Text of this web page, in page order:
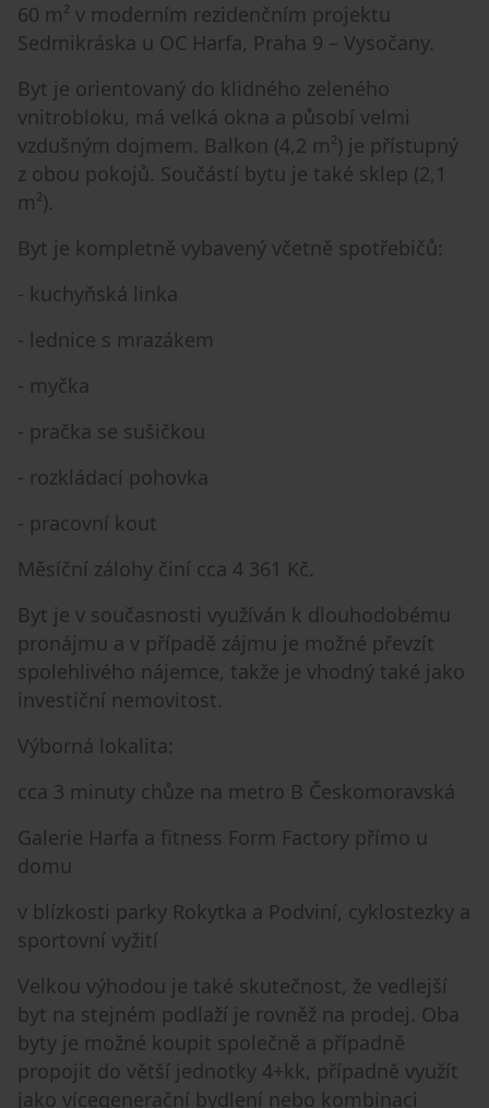
60 m² v moderním rezidenčním projektu
Sedmikráska u OC Harfa, Praha 9 – Vysočany.
Byt je orientovaný do klidného zeleného
vnitrobloku, má velká okna a působí velmi
vzdušným dojmem. Balkon (4,2 m²) je přístupný
z obou pokojů. Součástí bytu je také sklep (2,1
m²).
Byt je kompletně vybavený včetně spotřebičů:
- kuchyňská linka
- lednice s mrazákem
- myčka
- pračka se sušičkou
- rozkládací pohovka
- pracovní kout
Měsíční zálohy činí cca 4 361 Kč.
Byt je v současnosti využíván k dlouhodobému
pronájmu a v případě zájmu je možné převzít
spolehlivého nájemce, takže je vhodný také jako
investiční nemovitost.
Výborná lokalita:
cca 3 minuty chůze na metro B Českomoravská
Galerie Harfa a fitness Form Factory přímo u
domu
v blízkosti parky Rokytka a Podviní, cyklostezky a
sportovní vyžití
Velkou výhodou je také skutečnost, že vedlejší
byt na stejném podlaží je rovněž na prodej. Oba
byty je možné koupit společně a případně
propojit do větší jednotky 4+kk, případně využít
jako vícegenerační bydlení nebo kombinaci